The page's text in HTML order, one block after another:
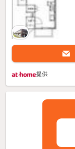
提供